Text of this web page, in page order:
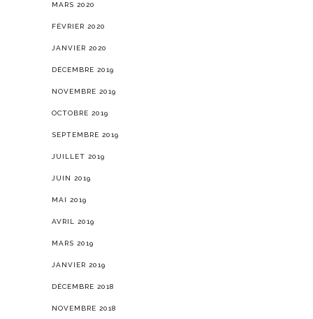
MARS 2020
FÉVRIER 2020
JANVIER 2020
DÉCEMBRE 2019
NOVEMBRE 2019
OCTOBRE 2019
SEPTEMBRE 2019
JUILLET 2019
JUIN 2019
MAI 2019
AVRIL 2019
MARS 2019
JANVIER 2019
DÉCEMBRE 2018
NOVEMBRE 2018